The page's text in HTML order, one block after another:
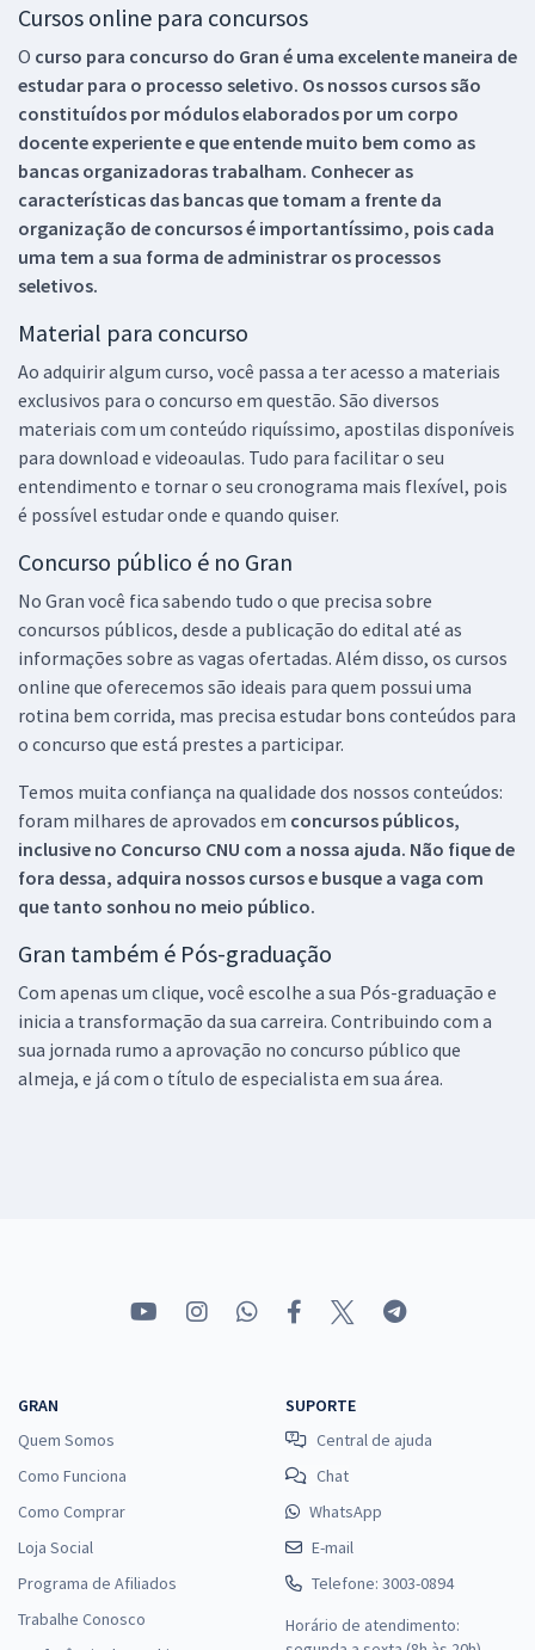
Cursos online para concursos
O curso para concurso do Gran é uma excelente maneira de
estudar para o processo seletivo. Os nossos cursos são
constituídos por módulos elaborados por um corpo
docente experiente e que entende muito bem como as
bancas organizadoras trabalham. Conhecer as
características das bancas que tomam a frente da
organização de concursos é importantíssimo, pois cada
uma tem a sua forma de administrar os processos
seletivos.
Material para concurso
Ao adquirir algum curso, você passa a ter acesso a materiais
exclusivos para o concurso em questão. São diversos
materiais com um conteúdo riquíssimo, apostilas disponíveis
para download e videoaulas. Tudo para facilitar o seu
entendimento e tornar o seu cronograma mais flexível, pois
é possível estudar onde e quando quiser.
Concurso público é no Gran
No Gran você fica sabendo tudo o que precisa sobre
concursos públicos, desde a publicação do edital até as
informações sobre as vagas ofertadas. Além disso, os cursos
online que oferecemos são ideais para quem possui uma
rotina bem corrida, mas precisa estudar bons conteúdos para
o concurso que está prestes a participar.
Temos muita confiança na qualidade dos nossos conteúdos:
foram milhares de aprovados em concursos públicos,
inclusive no Concurso CNU com a nossa ajuda. Não fique de
fora dessa, adquira nossos cursos e busque a vaga com
que tanto sonhou no meio público.
Gran também é Pós-graduação
Com apenas um clique, você escolhe a sua Pós-graduação e
inicia a transformação da sua carreira. Contribuindo com a
sua jornada rumo a aprovação no concurso público que
almeja, e já com o título de especialista em sua área.
GRAN
Quem Somos
Como Funciona
Como Comprar
Loja Social
Programa de Afiliados
Trabalhe Conosco
SUPORTE
Central de ajuda
Chat
WhatsApp
E-mail
Telefone: 3003-0894
Horário de atendimento: